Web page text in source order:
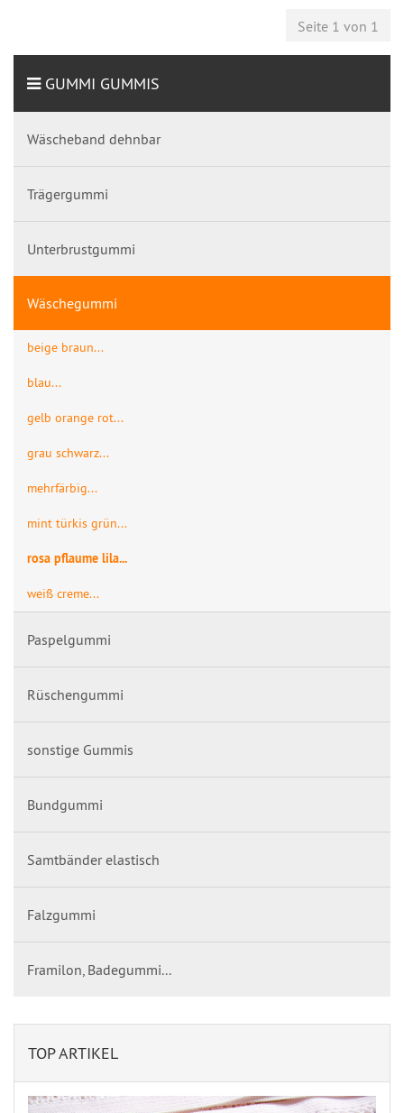
Seite 1 von 1
GUMMI GUMMIS
Wäscheband dehnbar
Trägergummi
Unterbrustgummi
Wäschegummi
beige braun...
blau...
gelb orange rot...
grau schwarz...
mehrfärbig...
mint türkis grün...
rosa pflaume lila...
weiß creme...
Paspelgummi
Rüschengummi
sonstige Gummis
Bundgummi
Samtbänder elastisch
Falzgummi
Framilon, Badegummi...
TOP ARTIKEL